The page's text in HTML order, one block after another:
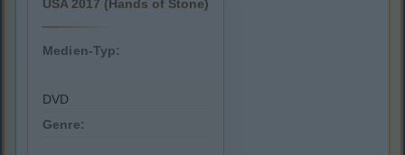
USA 2017 (Hands of Stone)
Medien-Typ:
DVD
Genre: